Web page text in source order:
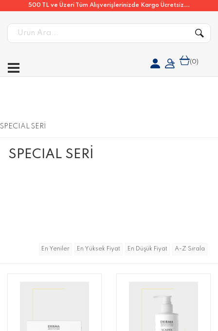
500 TL ve Üzeri Tüm Alışverişlerinizde Kargo Ücretsiz...
(0)
SPECIAL SERİ
SPECIAL SERİ
En Yeniler En Yüksek Fiyat En Düşük Fiyat A-Z Sırala